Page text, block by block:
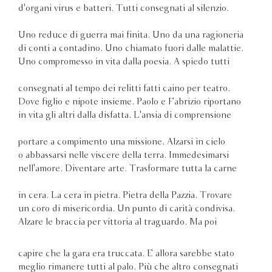
d'organi virus e batteri. Tutti consegnati al silenzio.
Uno reduce di guerra mai finita. Uno da una ragioneria
di conti a contadino. Uno chiamato fuori dalle malattie.
Uno compromesso in vita dalla poesia. A spiedo tutti
consegnati al tempo dei relitti fatti caino per teatro.
Dove figlio e nipote insieme. Paolo e Fabrizio riportano
in vita gli altri dalla disfatta. L'ansia di comprensione
portare a compimento una missione. Alzarsi in cielo
o abbassarsi nelle viscere della terra. Immedesimarsi
nell'amore. Diventare arte. Trasformare tutta la carne
in cera. La cera in pietra. Pietra della Pazzia. Trovare
un coro di misericordia. Un punto di carità condivisa.
Alzare le braccia per vittoria al traguardo. Ma poi
capire che la gara era truccata. E allora sarebbe stato
meglio rimanere tutti al palo. Più che altro consegnati